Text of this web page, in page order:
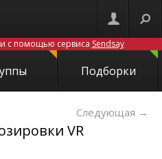
с помощью сервиса Sendsay
Подборки
Следующая →
VR